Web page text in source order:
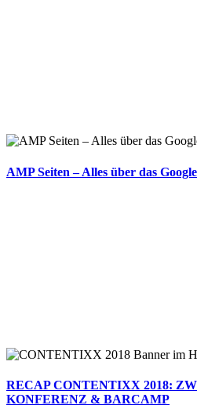
AMP Seiten – Alles über das
RECAP CONTENTIXX 2018:
KONFERENZ & BARCAMP